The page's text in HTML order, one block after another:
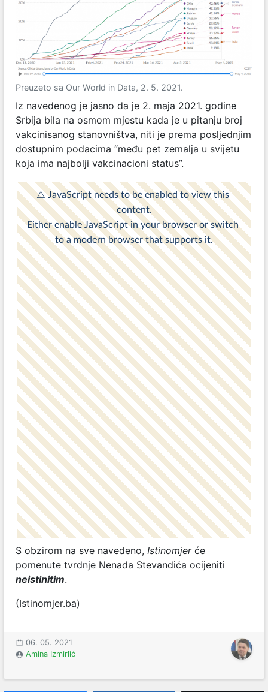
Preuzeto sa Our World in Data, 2. 5. 2021.
Iz navedenog je jasno da je 2. maja 2021. godine
Srbija bila na osmom mjestu kada je u pitanju broj
vakcinisanog stanovništva, niti je prema posljednjim
dostupnim podacima “među pet zemalja u svijetu
koja ima najbolji vakcinacioni status”.
S obzirom na sve navedeno, Istinomjer će
pomenute tvrdnje Nenada Stevandića ocijeniti
neistinitim.
(Istinomjer.ba)
06. 05. 2021
Amina Izmirlić